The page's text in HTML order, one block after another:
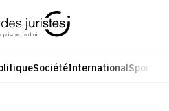
SociétéInternationalSport